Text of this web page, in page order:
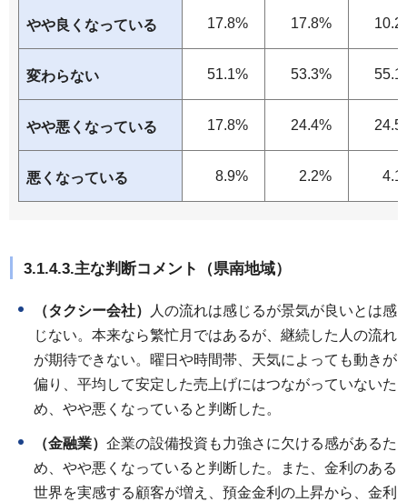
やや良くなっている 17.8% 17.8%
変わらない 51.1% 53.3%
やや悪くなっている 17.8% 24.4%
悪くなっている 8.9% 2.2%
3.1.4.3.主な判断コメント（県南地域）
（タクシー会社）
人の流れは感じるが景気が良いとは感
じない。本来なら繁忙月ではあるが、継続した人の流れ
が期待できない。曜日や時間帯、天気によっても動きが
偏り、平均して安定した売上げにはつながっていないた
め、やや悪くなっていると判断した。
（金融業） 企業の設備投資も力強さに欠ける感があるた
め、やや悪くなっていると判断した。また、金利のある
世界を実感する顧客が増え、預金金利の上昇から、金利